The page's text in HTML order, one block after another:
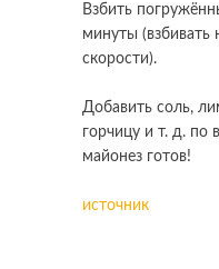
Взбить
минуты (взбивать
скорости).
Добавить соль,
горчицу и т. д. по
майонез готов!
источник